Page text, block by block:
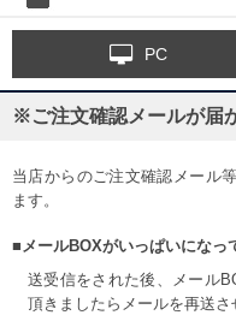
PC
※ご注文確認メールが届
当店からのご注文確認メール
ます。
■メールBOXがいっぱいになっ
送受信をされた後、メール
頂きましたらメールを再送さ